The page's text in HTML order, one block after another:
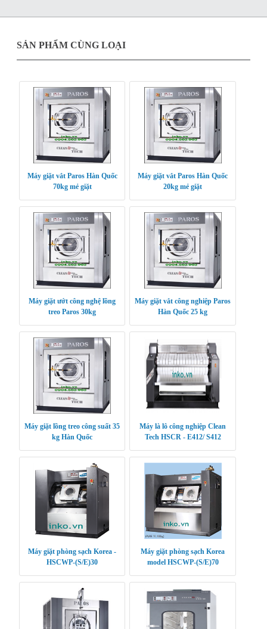
SẢN PHẨM CÙNG LOẠI
Máy giặt vắt Paros Hàn Quốc
70kg mẻ giặt
Máy giặt vắt Paros Hàn Quốc
20kg mẻ giặt
Máy giặt ướt công nghệ lồng
treo Paros 30kg
Máy giặt vắt công nghiệp Paros
Hàn Quốc 25 kg
Máy giặt lồng treo công suất 35
kg Hàn Quốc
Máy là lô công nghiệp Clean
Tech HSCR - E412/ S412
Máy giặt phòng sạch Korea -
HSCWP-(S/E)30
Máy giặt phòng sạch Korea
model HSCWP-(S/E)70